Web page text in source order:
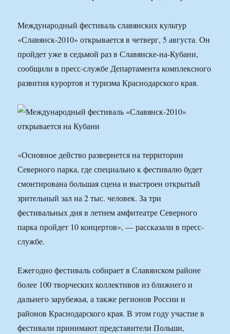
Международный фестиваль славянских культур
«Славянск-2010» открывается в четверг, 5 августа. Он
пройдет уже в седьмой раз в Славянске-на-Кубани,
сообщили в пресс-службе Департамента комплексного
развития курортов и туризма Краснодарского края.
«Основное действо развернется на территории
Северного парка, где специально к фестивалю будет
смонтирована большая сцена и выстроен открытый
зрительный зал на 2 тыс. человек. За три
фестивальных дня в летнем амфитеатре Северного
парка пройдет 10 концертов», — рассказали в пресс-
службе.
Ежегодно фестиваль собирает в Славянском районе
более 100 творческих коллективов из ближнего и
дальнего зарубежья, а также регионов России и
районов Краснодарского края. В этом году участие в
фестивали принимают представители Польши,